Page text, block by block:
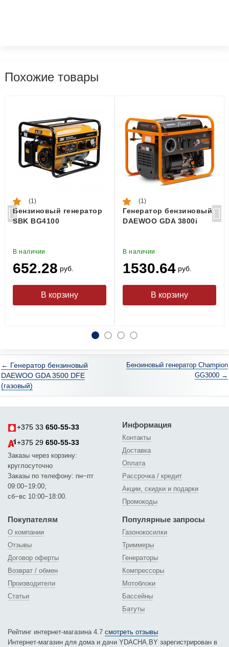
Похожие товары
Бензиновый генератор
SBK BG4100
(1)
В наличии
652.28 руб.
Генератор бензиновый
DAEWOO GDA 3800i
(1)
В наличии
1530.64 руб.
← Генератор бензиновый
DAEWOO GDA 3500 DFE
(газовый)
Бензиновый генератор Champion
GG3000 →
+375 33 650-55-33
+375 29 650-55-33
Заказы через корзину:
круглосуточно
Заказы по телефону: пн−пт
09:00−19:00;
сб−вс 10:00−18:00.
Информация
Контакты
Доставка
Оплата
Рассрочка / кредит
Акции, скидки и подарки
Промокоды
Покупателям
О компании
Отзывы
Договор оферты
Возврат / обмен
Производители
Статьи
Популярные запросы
Газонокосилки
Триммеры
Генераторы
Компрессоры
Мотоблоки
Бассейны
Батуты
Рейтинг интернет-магазина 4.7 смотреть отзывы
Интернет-магазин для дома и дачи YDACHA.BY зарегистрирован в